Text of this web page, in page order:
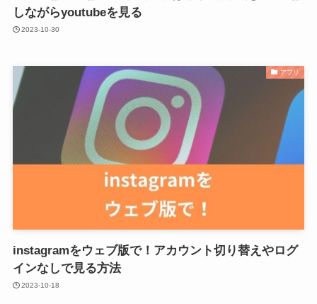
しながらyoutubeを見る
2023-10-30
アプリ
instagramをウェブ版で！アカウント切り替えやログ
インなしで見る方法
2023-10-18